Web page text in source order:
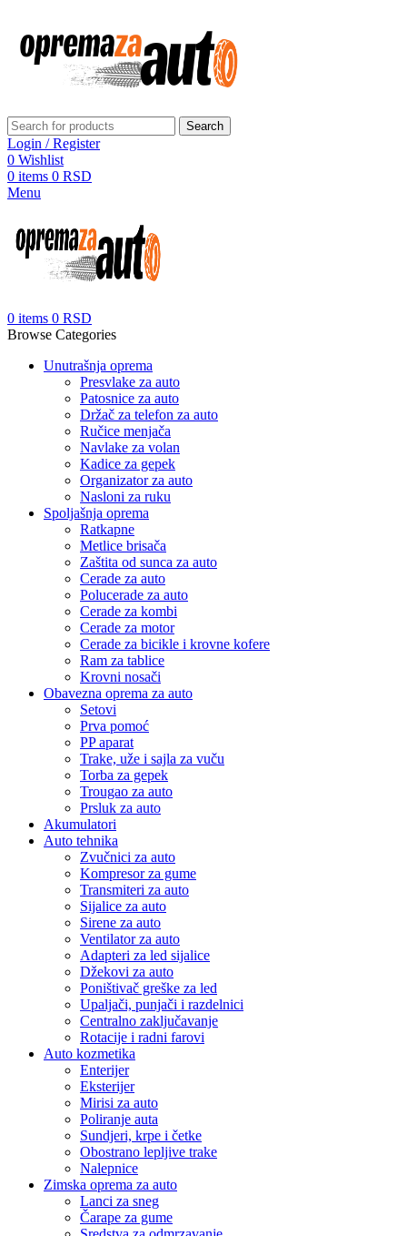
Search
Login / Register
0 Wishlist
0 items 0 RSD
Menu
0 items 0 RSD
Browse Categories
Unutrašnja oprema
Presvlake za auto
Patosnice za auto
Držač za telefon za auto
Ručice menjača
Navlake za volan
Kadice za gepek
Organizator za auto
Nasloni za ruku
Spoljašnja oprema
Ratkapne
Metlice brisača
Zaštita od sunca za auto
Cerade za auto
Polucerade za auto
Cerade za kombi
Cerade za motor
Cerade za bicikle i krovne kofere
Ram za tablice
Krovni nosači
Obavezna oprema za auto
Setovi
Prva pomoć
PP aparat
Trake, uže i sajla za vuču
Torba za gepek
Trougao za auto
Prsluk za auto
Akumulatori
Auto tehnika
Zvučnici za auto
Kompresor za gume
Transmiteri za auto
Sijalice za auto
Sirene za auto
Ventilator za auto
Adapteri za led sijalice
Džekovi za auto
Poništivač greške za led
Upaljači, punjači i razdelnici
Centralno zaključavanje
Rotacije i radni farovi
Auto kozmetika
Enterijer
Eksterijer
Mirisi za auto
Poliranje auta
Sundjeri, krpe i četke
Obostrano lepljive trake
Nalepnice
Zimska oprema za auto
Lanci za sneg
Čarape za gume